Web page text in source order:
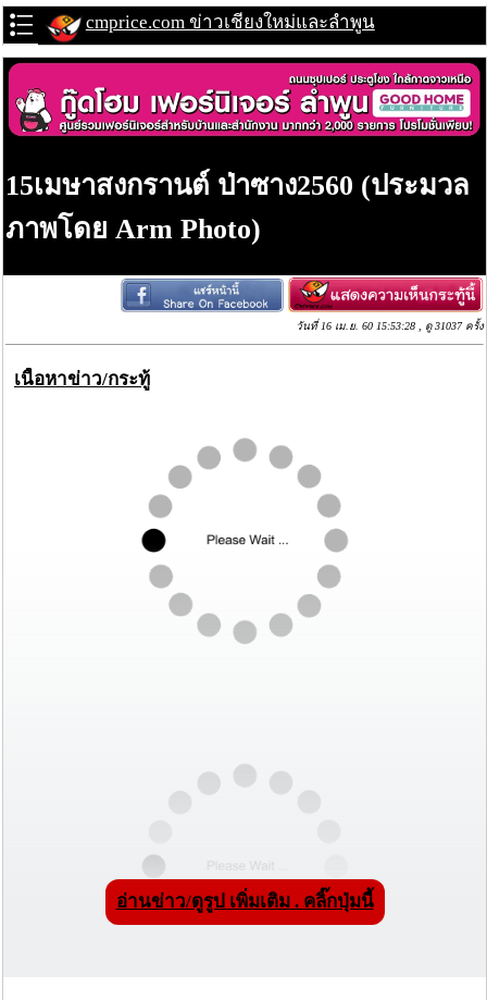
cmprice.com ข่าวเชียงใหม่และลำพูน
15เมษาสงกรานต์ ป่าซาง2560 (ประมวล
ภาพโดย Arm Photo)
วันที่ 16 เม.ย. 60 15:53:28 , ดู 31037 ครั้ง
เนื้อหาข่าว/กระทู้
อ่านข่าว/ดูรูป เพิ่มเติม . คลิ๊กปุ่มนี้